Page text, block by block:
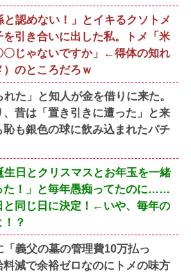
と認めない！」とイキるクソトメ
引き合いに出した私。トメ「米
〇じゃないですか」←得体の知れ
のところだろｗ
れた」と知人が金を借りに来た。
、昔は「置き引きに遭った」と来
も銀色の球に飲み込まれたパチ
生日とクリスマスとお年玉を一緒
た！」と毎年愚痴ってたのに……
と同じ日に決定！←いや、毎年の
？
義父の墓の管理費10万払っ
減で余裕ゼロなのにトメの味方